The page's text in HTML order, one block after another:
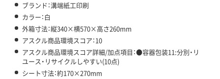
ブランド：溝端紙工印刷
カラー：白
外箱寸法：縦340×横570×高さ260mm
アスクル商品環境スコア：10
アスクル商品環境スコア詳細/加点項目：●容器包装11:分別・リ
ユース・リサイクルしやすい(10点)
シート寸法：約170×270mm